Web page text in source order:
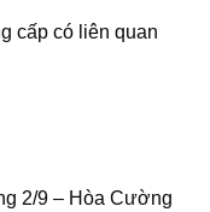
cấp có liên quan
2/9 – Hòa Cường